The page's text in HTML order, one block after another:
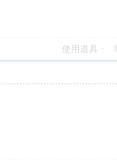
使用道具